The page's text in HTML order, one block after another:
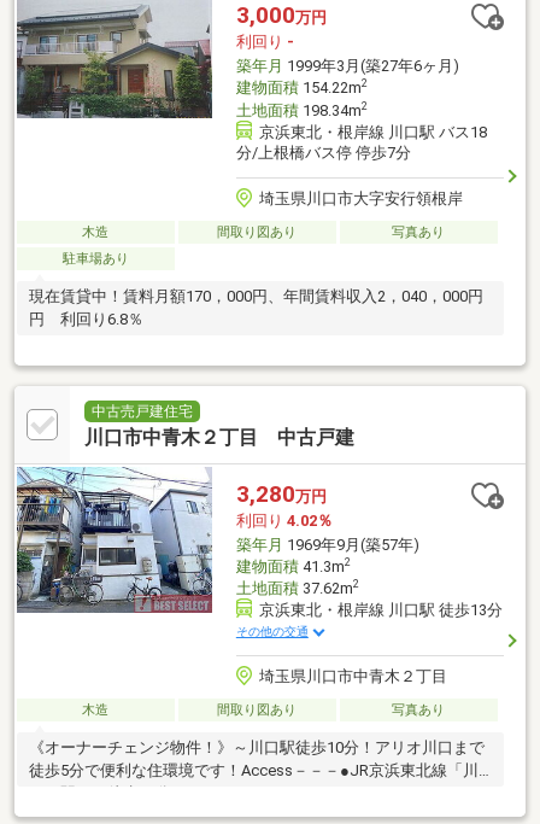
3,000万円
利回り -
築年月 1999年3月(築27年6ヶ月)
建物面積154.22m2
土地面積198.34m2
京浜東北・根岸線 川口駅 バス18
分/上根橋バス停 停歩7分
埼玉県川口市大字安行領根岸
木造 間取り図あり
写真あり
駐車場あり
現在賃貸中！賃料月額170，000円、年間賃料収入2，040，000円
円 利回り6.8％
中古売戸建住宅
川口市中青木２丁目 中古戸建
3,280万円
利回り 4.02％
築年月 1969年9月(築57年)
建物面積41.3m2
土地面積37.62m2
京浜東北・根岸線 川口駅 徒歩13分
その他の交通
埼玉県川口市中青木２丁目
木造 間取り図あり 写真あり
《オーナーチェンジ物件！》～川口駅徒歩10分！アリオ川口まで
徒歩5分で便利な住環境です！Access－－－●JR京浜東北線「川